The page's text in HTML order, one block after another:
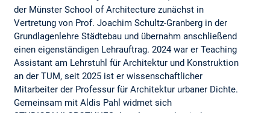
der Münster School of Architecture zunächst in
Vertretung von Prof. Joachim Schultz-Granberg in der
Grundlagenlehre Städtebau und übernahm anschließend
einen eigenständigen Lehrauftrag. 2024 war er Teaching
Assistant am Lehrstuhl für Architektur und Konstruktion
an der TUM, seit 2025 ist er wissenschaftlicher
Mitarbeiter der Professur für Architektur urbaner Dichte.
Gemeinsam mit Aldis Pahl widmet sich